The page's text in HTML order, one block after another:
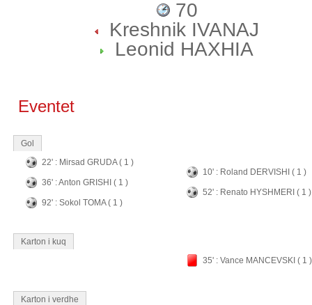
70
Kreshnik IVANAJ
Leonid HAXHIA
Eventet
Gol
22' : Mirsad GRUDA ( 1 )
36' : Anton GRISHI ( 1 )
92' : Sokol TOMA ( 1 )
10' : Roland DERVISHI ( 1 )
52' : Renato HYSHMERI ( 1 )
Karton i kuq
35' : Vance MANCEVSKI ( 1 )
Karton i verdhe